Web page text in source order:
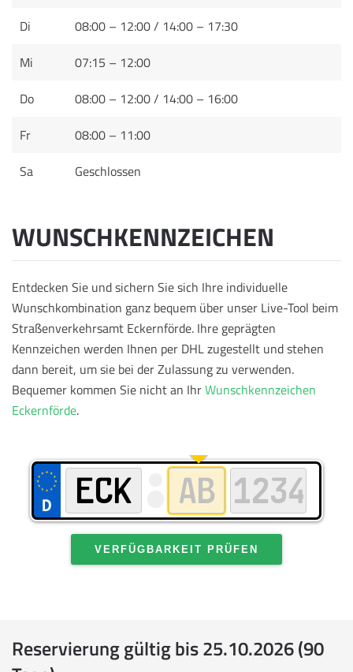
Di
08:00 – 12:00 / 14:00 – 17:30
Mi
07:15 – 12:00
Do
08:00 – 12:00 / 14:00 – 16:00
Fr
08:00 – 11:00
Sa
Geschlossen
WUNSCHKENNZEICHEN
Entdecken Sie und sichern Sie sich Ihre individuelle
Wunschkombination ganz bequem über unser Live-Tool beim
Straßenverkehrsamt Eckernförde. Ihre geprägten
Kennzeichen werden Ihnen per DHL zugestellt und stehen
dann bereit, um sie bei der Zulassung zu verwenden.
Bequemer kommen Sie nicht an IhrWunschkennzeichen
Eckernförde.
VERFÜGBARKEIT PRÜFEN
Reservierung gültig bis 25.10.2026 (90